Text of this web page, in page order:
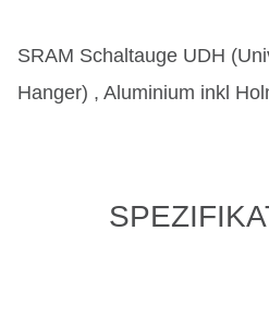
SRAM Schaltauge UDH
Hanger) , Aluminium inkl